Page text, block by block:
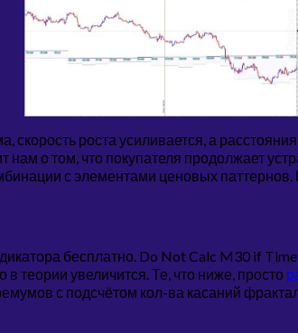
скорость роста усиливается, а
о том, что покупателя продолжает
с элементами ценовых
бесплатно. Do Not Calc M30 if
теории увеличится. Те, что ниже, просто
с подсчётом кол-ва касаний